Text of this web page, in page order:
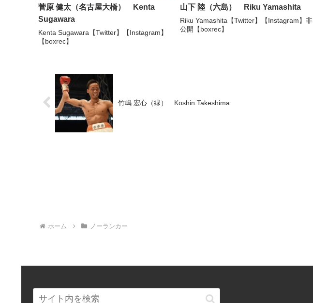
菅原 健太（名古屋大橋） Kenta
Sugawara
Kenta Sugawara【Twitter】【Instagram】
【boxrec】
山下 陸（六島） Riku Yamashita
Riku Yamashita【Twitter】【Instagram】非
公開【boxrec】
竹嶋 宏心（緑） Koshin Takeshima
ホーム ノーランカー